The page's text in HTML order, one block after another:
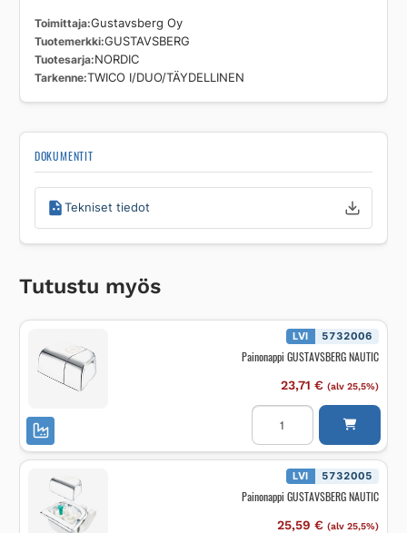
Toimittaja Gustavsberg Oy
Tuotemerkki GUSTAVSBERG
Tuotesarja NORDIC
Tarkenne TWICO I/DUO/TÄYDELLINEN
DOKUMENTIT
Tekniset tiedot
Tutustu myös
LVI 5732006
Painonappi GUSTAVSBERG NAUTIC
23,71 € (alv 25,5%)
Painonappi
GUSTAVSBERG
määrä
LVI 5732005
Painonappi GUSTAVSBERG NAUTIC
25,59 € (alv 25,5%)